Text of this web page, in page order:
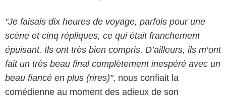
"Je faisais dix heures de voyage, parfois pour une
scène et cinq répliques, ce qui était franchement
épuisant. Ils ont très bien compris. D’ailleurs, ils m’ont
fait un très beau final complètement inespéré avec un
beau fiancé en plus (rires)", nous confiait la
comédienne au moment des adieux de son